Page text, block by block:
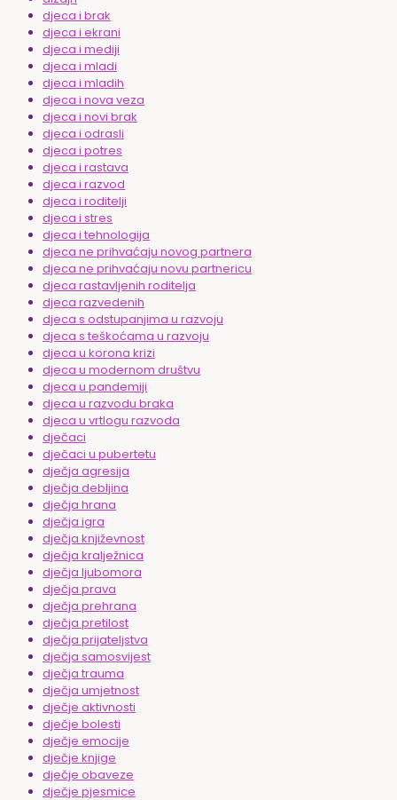
djeca i brak
djeca i ekrani
djeca i mediji
djeca i mladi
djeca i mladih
djeca i nova veza
djeca i novi brak
djeca i odrasli
djeca i potres
djeca i rastava
djeca i razvod
djeca i roditelji
djeca i stres
djeca i tehnologija
djeca ne prihvaćaju novog partnera
djeca ne prihvaćaju novu partnericu
djeca rastavljenih roditelja
djeca razvedenih
djeca s odstupanjima u razvoju
djeca s teškoćama u razvoju
djeca u korona krizi
djeca u modernom društvu
djeca u pandemiji
djeca u razvodu braka
djeca u vrtlogu razvoda
dječaci
dječaci u pubertetu
dječja agresija
dječja debljina
dječja hrana
dječja igra
dječja književnost
dječja kralježnica
dječja ljubomora
dječja prava
dječja prehrana
dječja pretilost
dječja prijateljstva
dječja samosvijest
dječja trauma
dječja umjetnost
dječje aktivnosti
dječje bolesti
dječje emocije
dječje knjige
dječje obaveze
dječje pjesmice